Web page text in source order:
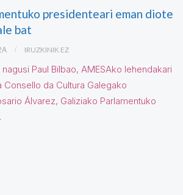
presidenteari eman diote
bat
IRUZKINIK EZ
Paul Bilbao, AMESAko lehendakari
da Cultura Galegako
Álvarez, Galiziako Parlamentuko